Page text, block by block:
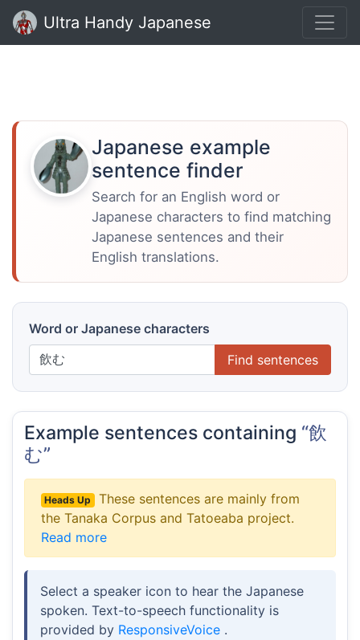
Ultra Handy Japanese
Japanese example
sentence finder
Search for an English word or
Japanese characters to find matching
Japanese sentences and their
English translations.
Word or Japanese characters
Find sentences
Example sentences containing “飲
む”
Heads Up
These sentences are mainly from
the Tanaka Corpus and Tatoeaba project.
Read more
Select a speaker icon to hear the Japanese
spoken. Text-to-speech functionality is
provided by ResponsiveVoice .